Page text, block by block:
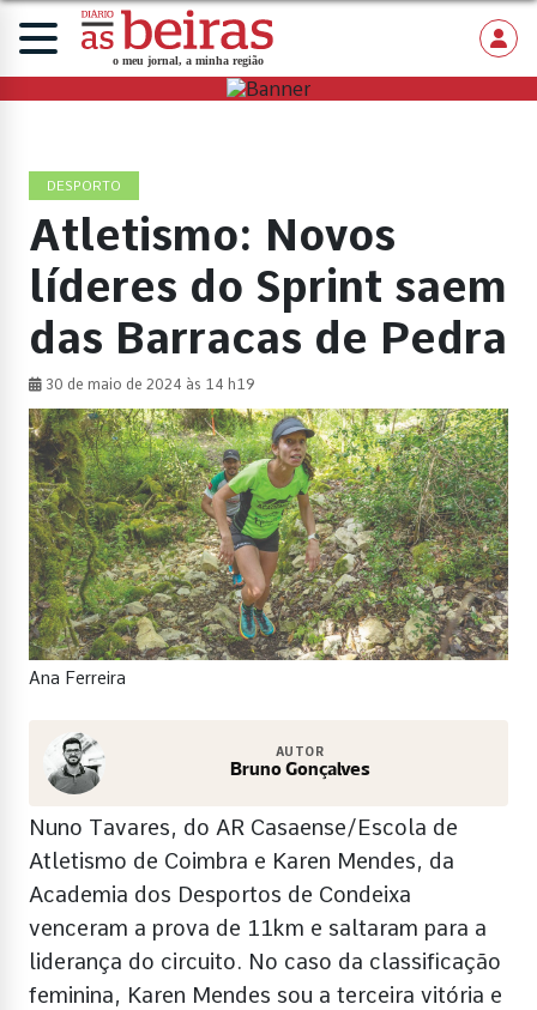
DESPORTO
Atletismo: Novos
líderes do Sprint saem
das Barracas de Pedra
30 de maio de 2024 às 14 h19
Ana Ferreira
AUTOR
Bruno Gonçalves
Nuno Tavares, do AR Casaense/Escola de
Atletismo de Coimbra e Karen Mendes, da
Academia dos Desportos de Condeixa
venceram a prova de 11km e saltaram para a
liderança do circuito. No caso da classificação
feminina, Karen Mendes sou a terceira vitória e